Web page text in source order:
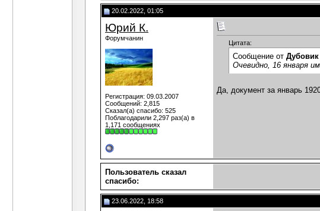
20.02.2022, 01:05
Юрий К.
Форумчанин
Регистрация: 09.03.2007
Сообщений: 2,815
Сказал(а) спасибо: 525
Поблагодарили 2,297 раз(а) в
1,171 сообщениях
Цитата:
Сообщение от Дубовик
Очевидно, 16 января
Да, документ за январь
Пользователь сказал
cпасибо:
23.06.2022, 18:58